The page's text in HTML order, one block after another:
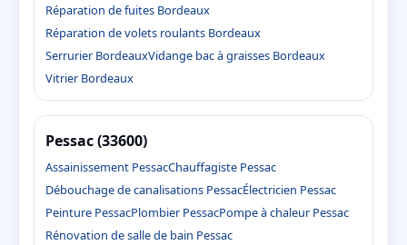
Réparation de fuites Bordeaux
Réparation de volets roulants Bordeaux
Serrurier BordeauxVidange bac à graisses Bordeaux
Vitrier Bordeaux
Pessac (33600)
Assainissement PessacChauffagiste Pessac
Débouchage de canalisations PessacÉlectricien Pessac
Peinture PessacPlombier PessacPompe à chaleur Pessac
Rénovation de salle de bain Pessac